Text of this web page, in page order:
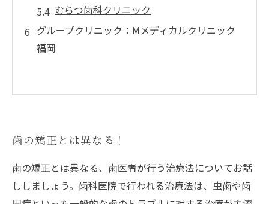
むらつ歯科クリニック
グループクリニック：Mメディカルクリニック
福岡
歯の矯正とは異なる！
歯の矯正とは異なる、歯医者が行う治療法についてお話
ししましょう。歯科医院で行われる治療法は、虫歯や歯